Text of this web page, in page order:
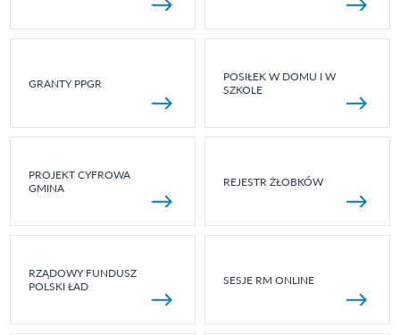
GRANTY PPGR
POSIŁEK W DOMU I W
SZKOLE
PROJEKT CYFROWA
GMINA
REJESTR ŻŁOBKÓW
RZĄDOWY FUNDUSZ
POLSKI ŁAD
SESJE RM ONLINE